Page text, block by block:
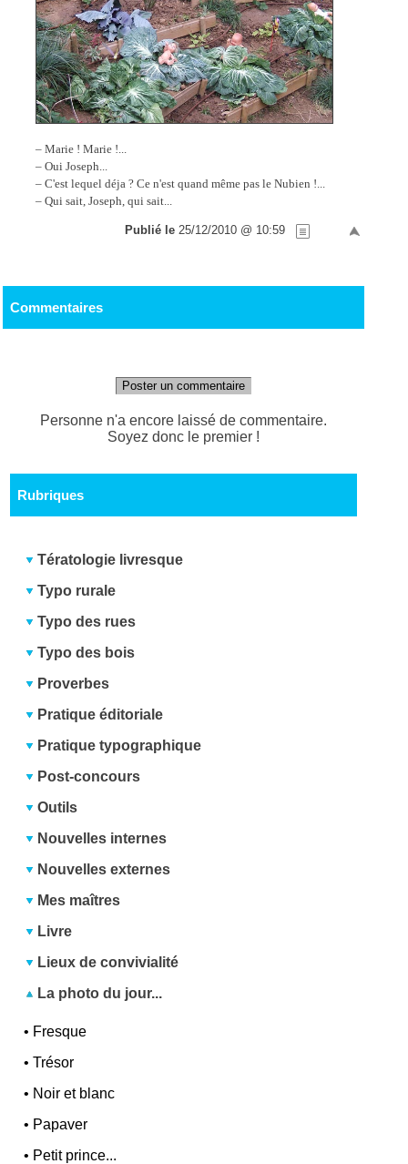
– Marie ! Marie !...
– Oui Joseph...
– C'est lequel déja ? Ce n'est quand même pas le Nubien !...
– Qui sait, Joseph, qui sait...
Publié le 25/12/2010 @ 10:59
Commentaires
Poster un commentaire
Personne n'a encore laissé de commentaire.
Soyez donc le premier !
Rubriques
Tératologie livresque
Typo rurale
Typo des rues
Typo des bois
Proverbes
Pratique éditoriale
Pratique typographique
Post-concours
Outils
Nouvelles internes
Nouvelles externes
Mes maîtres
Livre
Lieux de convivialité
La photo du jour...
• Fresque
•Trésor
• Noir et blanc
• Papaver
• Petit prince...